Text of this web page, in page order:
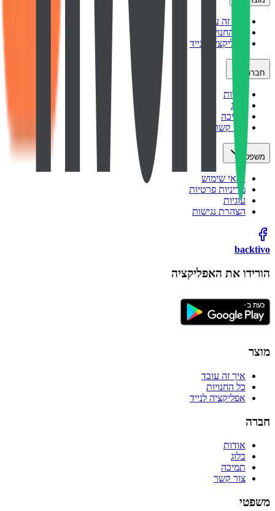
איך זה עובד
כל החנויות
אפליקציה לנייד
חברה
אודות
בלוג
תמיכה
צור קשר
משפטי
תנאי שימוש
מדיניות פרטיות
עוגיות
הצהרת נגישות
backtivo
הורידו את האפליקציה
מוצר
איך זה עובד
כל החנויות
אפליקציה לנייד
חברה
אודות
בלוג
תמיכה
צור קשר
משפטי